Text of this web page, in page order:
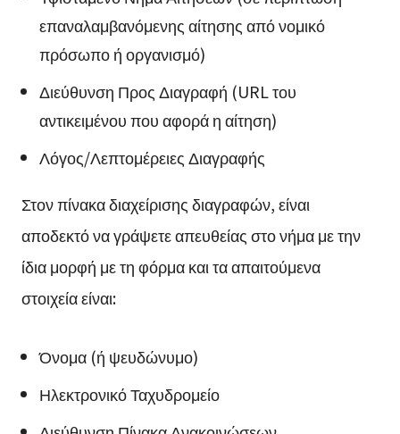
επαναλαμβανόμενης αίτησης από νομικό
πρόσωπο ή οργανισμό)
Διεύθυνση Προς Διαγραφή (URL του
αντικειμένου που αφορά η αίτηση)
Λόγος/Λεπτομέρειες Διαγραφής
Στον πίνακα διαχείρισης διαγραφών, είναι
αποδεκτό να γράψετε απευθείας στο νήμα με την
ίδια μορφή με τη φόρμα και τα απαιτούμενα
στοιχεία είναι:
Όνομα (ή ψευδώνυμο)
Ηλεκτρονικό Ταχυδρομείο